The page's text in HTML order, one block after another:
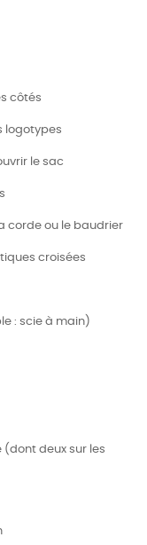
côtés
logotypes
le sac
corde ou le baudrier
croisées
: scie à main)
(dont deux sur les